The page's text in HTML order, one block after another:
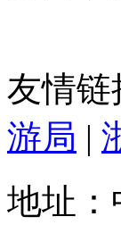
友情链
游局 |
地址